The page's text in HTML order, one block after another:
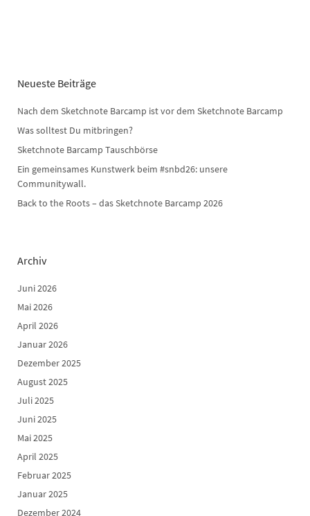
Neueste Beiträge
Nach dem Sketchnote Barcamp ist vor dem Sketchnote Barcamp
Was solltest Du mitbringen?
Sketchnote Barcamp Tauschbörse
Ein gemeinsames Kunstwerk beim #snbd26: unsere
Communitywall.
Back to the Roots – das Sketchnote Barcamp 2026
Archiv
Juni 2026
Mai 2026
April 2026
Januar 2026
Dezember 2025
August 2025
Juli 2025
Juni 2025
Mai 2025
April 2025
Februar 2025
Januar 2025
Dezember 2024